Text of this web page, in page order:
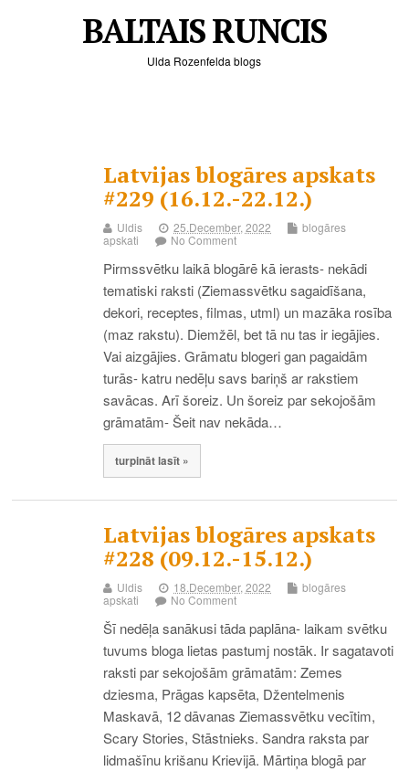
BALTAIS RUNCIS
Ulda Rozenfelda blogs
Latvijas blogāres apskats
#229 (16.12.-22.12.)
Uldis 25.December, 2022
blogāres
apskati
No Comment
Pirmssvētku laikā blogārē kā ierasts- nekādi
tematiski raksti (Ziemassvētku sagaidīšana,
dekori, receptes, filmas, utml) un mazāka rosība
(maz rakstu). Diemžēl, bet tā nu tas ir iegājies.
Vai aizgājies. Grāmatu blogeri gan pagaidām
turās- katru nedēļu savs bariņš ar rakstiem
savācas. Arī šoreiz. Un šoreiz par sekojošām
grāmatām- Šeit nav nekāda…
turpināt lasīt »
Latvijas blogāres apskats
#228 (09.12.-15.12.)
Uldis 18.December, 2022
blogāres
apskati
No Comment
Šī nedēļa sanākusi tāda paplāna- laikam svētku
tuvums bloga lietas pastumj nostāk. Ir sagatavoti
raksti par sekojošām grāmatām: Zemes
dziesma, Prāgas kapsēta, Džentelmenis
Maskavā, 12 dāvanas Ziemassvētku vecītim,
Scary Stories, Stāstnieks. Sandra raksta par
lidmašīnu krišanu Krievijā. Mārtiņa blogā par